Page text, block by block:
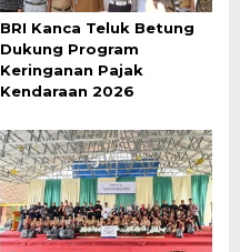
BRI Kanca Teluk Betung
Dukung Program
Keringanan Pajak
Kendaraan 2026